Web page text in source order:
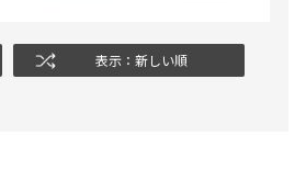
表示：新しい順